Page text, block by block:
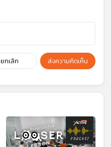
ยกเลิก ส่งความคิดเห็น